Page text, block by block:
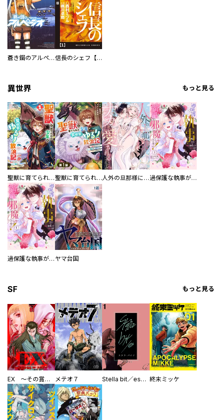
蒼き鋼のアルペジオ 信長のシェフ【単話版】
異世界 もっと見る
聖獣に育てられた少年の異世界ゆるり放浪記～神様からもらったチート魔法で、仲間たちとスローライフを満喫中～ 聖獣に育てられた少年の異世界ゆるり放浪記～神様からもらったチート魔法で、仲間たちとスローライフを満喫中～【分冊版】 人外の旦那様に娶られ毎晩ナカまで愛される…。アンソロジー 過保護な執事が私の婚活を邪魔してきます！ 分冊版
過保護な執事が私の婚活を邪魔してきます！ ヤマ台国
SF もっと見る
EX ～その賞金稼ぎは、世界の出口を探す～【単行本版】 メテオ７ Stella bit／es【単話版】 終末ミッケ